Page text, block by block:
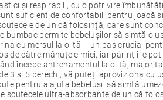
și respirabili, cu o potrivire
suficient de confortabili pentru joacă și
de unică folosință, care sunt
permite bebelușilor să simtă o
cu mersul la olită – un pas crucial
de către mânuțele mici, iar părinții le
începe antrenamentul la olită,
3 și 5 perechi, vă puteți aproviziona cu
pentru a ajuta bebelușii să simtă
scutecele ultra-absorbante de unică